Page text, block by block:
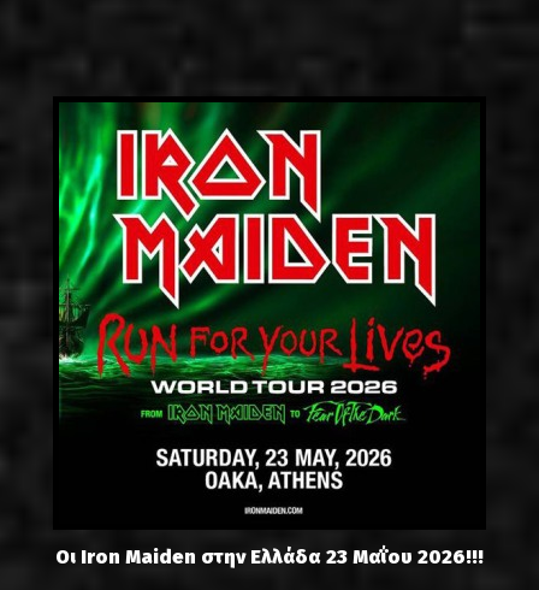
Οι Iron Maiden στην Ελλάδα 23 Μαΐου 2026!!!